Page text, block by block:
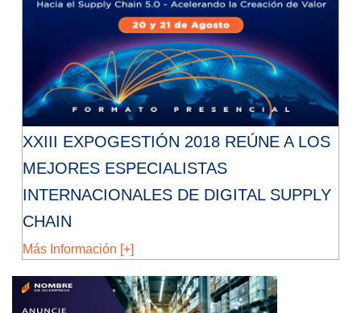
XXIII EXPOGESTIÓN 2018 REÚNE A LOS
MEJORES ESPECIALISTAS
INTERNACIONALES DE DIGITAL SUPPLY
CHAIN
Más Información [+]